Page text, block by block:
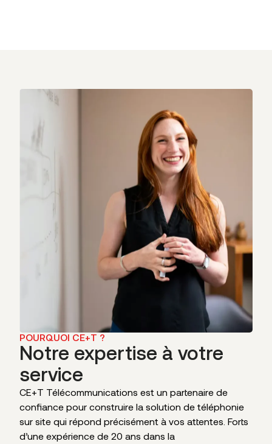
POURQUOI CE+T ?
Notre expertise à votre
service
CE+T Télécommunications est un partenaire de
confiance pour construire la solution de téléphonie
sur site qui répond précisément à vos attentes. Forts
d’une expérience de 20 ans dans la